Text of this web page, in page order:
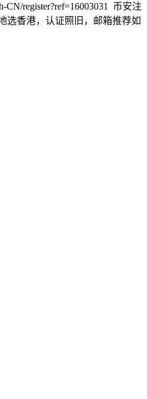
CN/register?ref=16003031 币安注
选香港，认证照旧，邮箱推荐如